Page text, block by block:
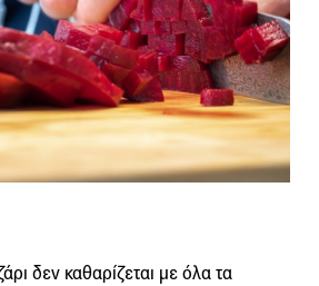
δεν καθαρίζεται με όλα τα